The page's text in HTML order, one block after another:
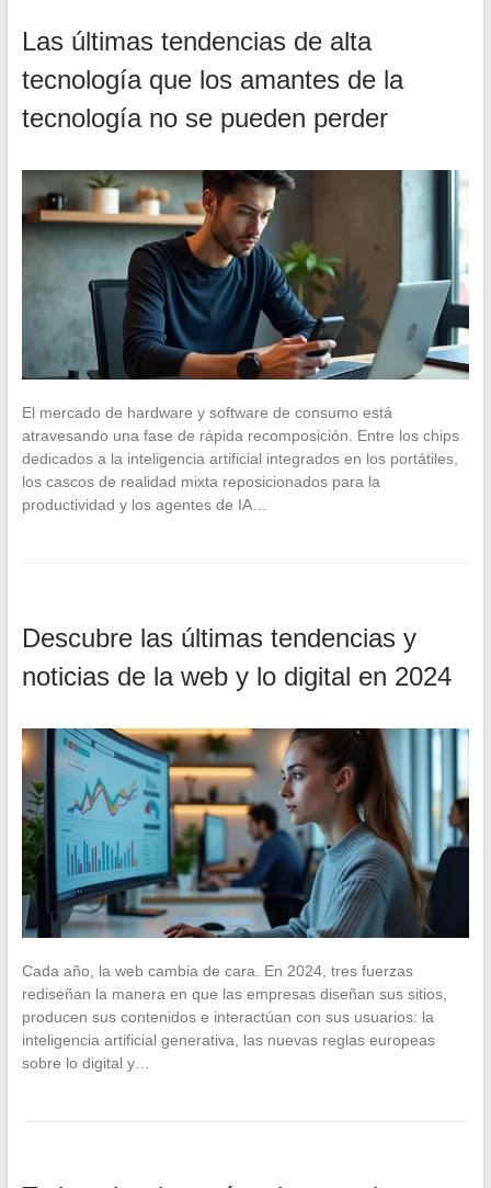
Las últimas tendencias de alta
tecnología que los amantes de la
tecnología no se pueden perder
El mercado de hardware y software de consumo está
atravesando una fase de rápida recomposición. Entre los chips
dedicados a la inteligencia artificial integrados en los portátiles,
los cascos de realidad mixta reposicionados para la
productividad y los agentes de IA…
Descubre las últimas tendencias y
noticias de la web y lo digital en 2024
Cada año, la web cambia de cara. En 2024, tres fuerzas
rediseñan la manera en que las empresas diseñan sus sitios,
producen sus contenidos e interactúan con sus usuarios: la
inteligencia artificial generativa, las nuevas reglas europeas
sobre lo digital y…